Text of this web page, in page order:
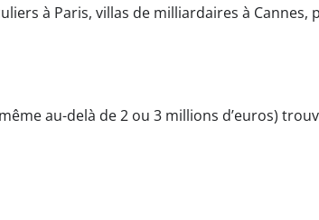
à Paris, villas de milliardaires à Cannes,
au-delà de 2 ou 3 millions d’euros)